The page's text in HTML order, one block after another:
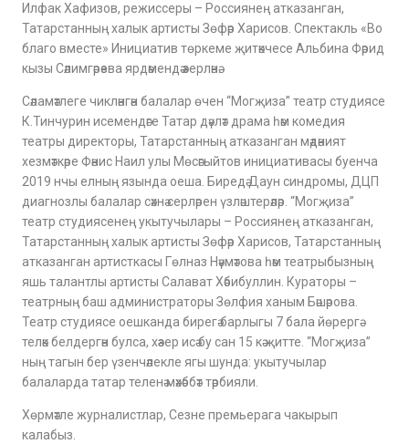
Илфак Хафизов, режиссеры – Россиянең атказанган,
Татарстанның халык артисты Зөфәр Харисов. Спектакль «Во
благо вместе» Инициатив төркеме җитәкчесе Альбина Фәрид
кызы Сәлимгәрәева ярдәмендә әзерләнә.
Сәламәтлеге чикләнгән балалар өчен “Могҗиза” театр студиясе
К.Тинчурин исемендәге Татар дәүләт драма һәм комедия
театры директоры, Татарстанның атказанган мәдәният
хезмәткәре Фәнис Наил улы Мөсәгыйтов инициативасы буенча
2019 нчы елның язында оеша. Биредә Даун синдромы, ДЦП
диагнозлы балалар сәхнә серләрен үзләштерәләр. “Могҗиза”
театр студиясенең укытучылары – Россиянең атказанган,
Татарстанның халык артисты Зөфәр Харисов, Татарстанның
атказанган артисткасы Гөлназ Нәүмәтова һәм театрыбызның
яшь талантлы артисты Салават Хәбибуллин. Кураторы –
театрның баш администраторы Зөлфия ханым Бәшәрова.
Театр студиясе оешканда бирегә барлыгы 7 бала йөрергә
теләк белдергән булса, хәзер исә бу сан 15 кә җитте. “Могҗиза”
ның тагын бер үзенчәлекле ягы шунда: укытучылар
балаларда татар теленә мәхәббәт тәрбияли.
Хөрмәтле журналистлар, Сезне премьерага чакырып
калабыз.